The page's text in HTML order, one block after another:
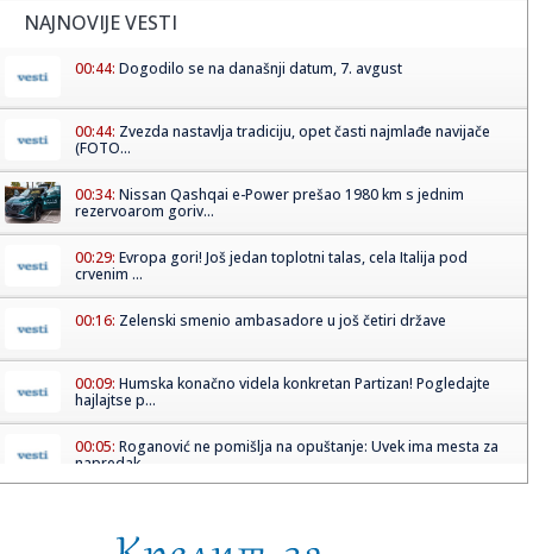
NAJNOVIJE VESTI
00:44: Dogodilo se na današnji datum, 7. avgust
00:44: Zvezda nastavlja tradiciju, opet časti najmlađe navijače
(FOTO...
00:34: Nissan Qashqai e-Power prešao 1980 km s jednim
rezervoarom goriv...
00:29: Evropa gori! Još jedan toplotni talas, cela Italija pod
crvenim ...
00:16: Zelenski smenio ambasadore u još četiri države
00:09: Humska konačno videla konkretan Partizan! Pogledajte
hajlajtse p...
00:05: Roganović ne pomišlja na opuštanje: Uvek ima mesta za
napredak...